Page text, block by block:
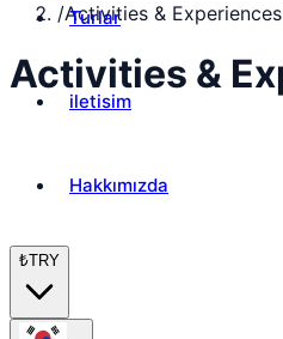
Turlar
iletisim
Hakkımızda
₺TRY
/Activities & Experiences
Activities &